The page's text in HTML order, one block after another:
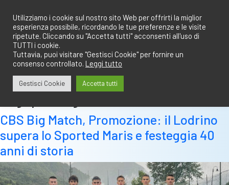
contenuto
CBS Big Match, Promozione: il Lodrino
supera lo Sported Maris e festeggia 40
anni di storia
Utilizziamo i cookie sul nostro sito Web per offrirti la miglior
esperienza possibile, ricordando le tue preferenze e le visite
ripetute. Cliccando su "Accetta tutti" acconsenti all'uso di
TUTTI i cookie.
Tuttavia, puoi visitare "Gestisci Cookie" per fornire un
consenso controllato. Leggi tutto
Gestisci Cookie Accetta tutti